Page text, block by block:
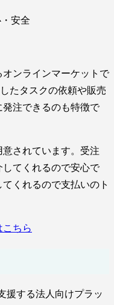
安全
ンラインマーケットで
たタスクの依頼や販売
注できるのも特徴で
されています。受注
てくれるので安心で
くれるので支払いのト
こちら
援する法人向けプラッ